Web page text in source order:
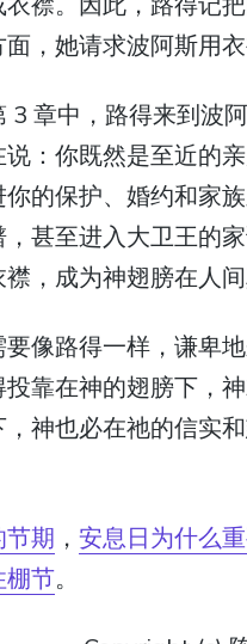
，她请求波阿斯用
3 章中，路得来到波
：你既然是至近的
的保护、婚约和家
甚至进入大卫王的
，成为神翅膀在人间
像路得一样，谦卑
靠在神的翅膀下，
神也必在祂的信实
节期 ，安息日为什么
棚节。